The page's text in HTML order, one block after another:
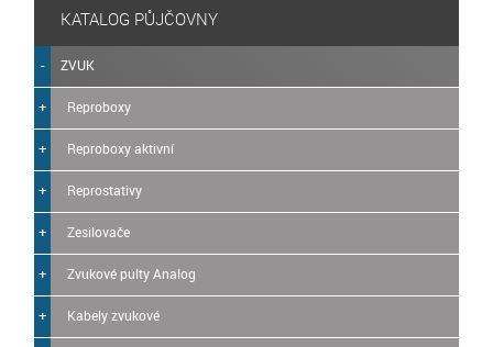
KATALOG PŮJČOVNY
ZVUK
Reproboxy
Reproboxy aktivní
Reprostativy
Zesilovače
Zvukové pulty Analog
Kabely zvukové